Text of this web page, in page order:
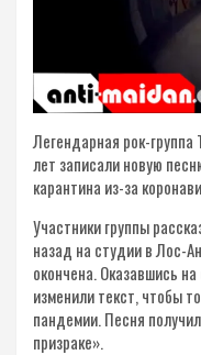
Легендарная рок-
лет записали новую
карантина из-за
Участники группы
назад на студии в Лос-
окончена. Оказавшись
изменили текст, чтобы
пандемии. Песня
призраке».